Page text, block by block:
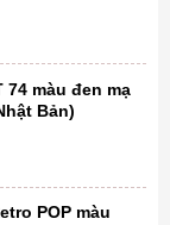
màu đen mạ
Bản)
POP màu